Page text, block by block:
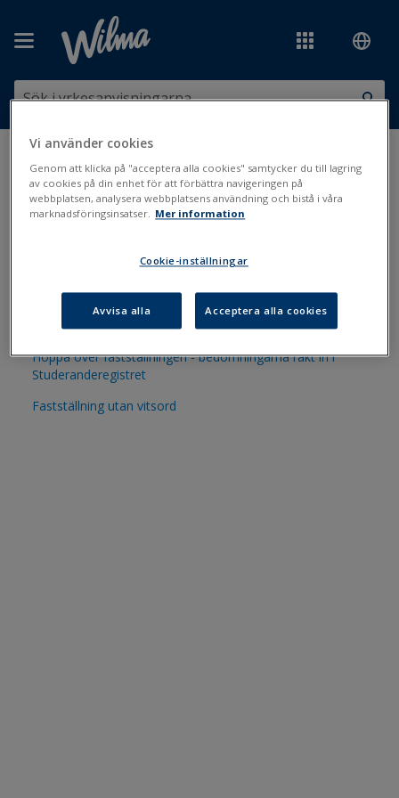
Bedömning och tenter
bedömning
Fastställning av bedömning
Att dölja vitsord i Wilma
Automatisk fastställning av bedömning
Hoppa över fastställningen - bedömningarna rakt in i
Studeranderegistret
Fastställning utan vitsord
Vi använder cookies
Genom att klicka på "acceptera alla cookies" samtycker du till lagring
av cookies på din enhet för att förbättra navigeringen på
webbplatsen, analysera webbplatsens användning och bistå i våra
marknadsföringsinsatser. Mer information
Cookie-inställningar
Avvisa alla Acceptera alla cookies